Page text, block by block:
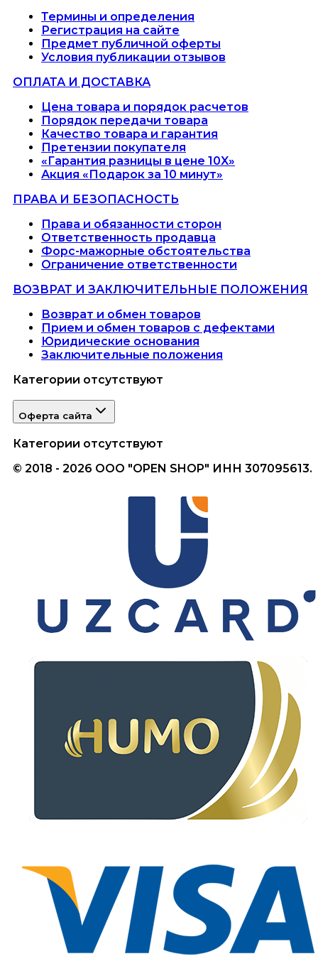
Термины и определения
Регистрация на сайте
Предмет публичной оферты
Условия публикации отзывов
ОПЛАТА И ДОСТАВКА
Цена товара и порядок расчетов
Порядок передачи товара
Качество товара и гарантия
Претензии покупателя
«Гарантия разницы в цене 10X»
Акция «Подарок за 10 минут»
ПРАВА И БЕЗОПАСНОСТЬ
Права и обязанности сторон
Ответственность продавца
Форс-мажорные обстоятельства
Ограничение ответственности
ВОЗВРАТ И ЗАКЛЮЧИТЕЛЬНЫЕ ПОЛОЖЕНИЯ
Возврат и обмен товаров
Прием и обмен товаров с дефектами
Юридические основания
Заключительные положения
Категории отсутствуют
Оферта сайта
Категории отсутствуют
© 2018 - 2026 ООО "OPEN SHOP" ИНН 307095613.